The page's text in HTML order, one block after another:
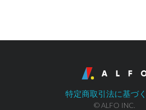
特定商取引法に基づ
© ALFO INC.